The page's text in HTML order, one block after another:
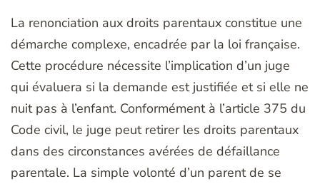
La renonciation aux droits parentaux constitue une
démarche complexe, encadrée par la loi française.
Cette procédure nécessite l’implication d’un juge
qui évaluera si la demande est justifiée et si elle ne
nuit pas à l’enfant. Conformément à l’article 375 du
Code civil, le juge peut retirer les droits parentaux
dans des circonstances avérées de défaillance
parentale. La simple volonté d’un parent de se